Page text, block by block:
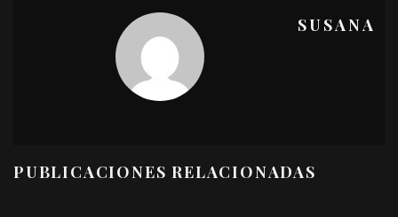
SUSANA
PUBLICACIONES RELACIONADAS